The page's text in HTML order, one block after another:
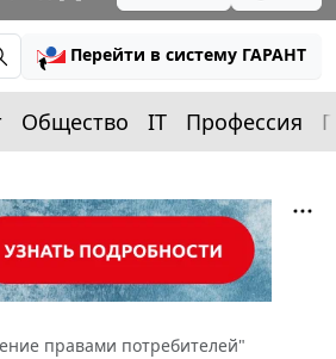
Перейти в систему ГАРАНТ
Общество IT Профессия
правами потребителей"